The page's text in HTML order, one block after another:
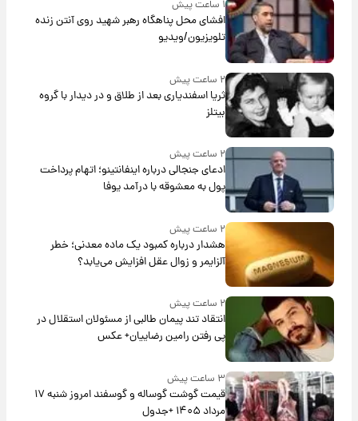
۱ ساعت پیش
افشای محل پناهگاه‌ رهبر شهید روی آنتن زنده
تلویزیون/ویدیو
۲ ساعت پیش
ثریا اسفندیاری بعد از طلاق و در دیدار با گروه
بیتلز
۲ ساعت پیش
ادعای جنجالی درباره اینفانتینو؛ اتهام پرداخت
پول به معشوقه با درآمد یوفا
۲ ساعت پیش
هشدار درباره کمبود یک ماده معدنی؛ خطر
آلزایمر و زوال عقل افزایش می‌یابد؟
۲ ساعت پیش
انتقاد تند پیمان طالبی از مسئولان استقلال در
پی رفتن رامین رضاییان+ عکس
۳ ساعت پیش
قیمت گوشت گوساله و گوسفند امروز شنبه ۱۷
مرداد ۱۴۰۵ +جدول